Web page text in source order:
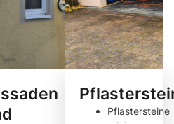
Pflastersteine